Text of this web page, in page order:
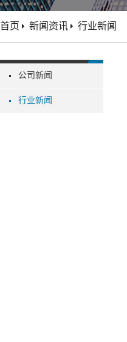
公司新闻
行业新闻
首页 新闻资讯 行业新闻